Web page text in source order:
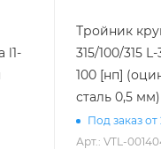
l1-
Тройник
315/100/315
100 [нп]
сталь 0,5 мм)
Под заказ от
Арт.: VTL-